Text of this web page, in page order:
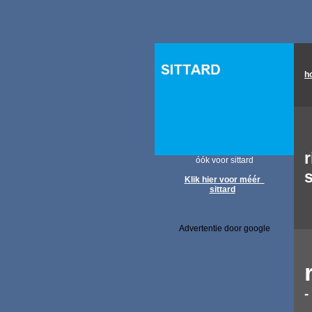
óók voor sittard
Klik hier voor méér
sittard
Advertentie door google
-